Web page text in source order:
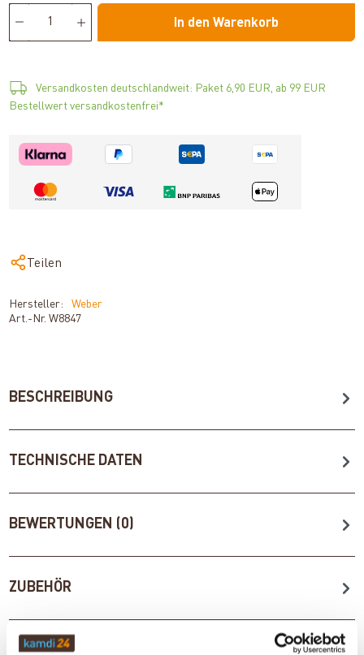
In den Warenkorb
Versandkosten deutschlandweit: Paket 6,90 EUR, ab 99 EUR
Bestellwert versandkostenfrei*
Teilen
Hersteller:
Weber
Art.-Nr.W8847
BESCHREIBUNG
TECHNISCHE DATEN
BEWERTUNGEN (0)
ZUBEHÖR
WICHTIGE INFOS